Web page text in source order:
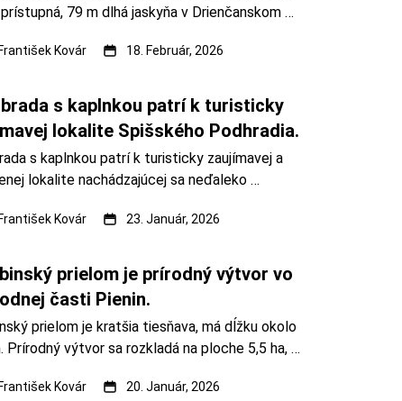
79 m dlhá jaskyňa v Drienčanskom
neďaleko obce Drienčany. V rokoch 1861 -
Drienčanoch prežil svoje najplodnejšie
Spom
František Kovár 18. Február, 2026
s kaplnkou patrí k turisticky
lokalite Spišského Podhradia.
s kaplnkou patrí k turisticky zaujímavej a
lokalite nachádzajúcej sa neďaleko
Podhradia. Jedná sa o travertínovú kopu,
výšku od úpätia až po vrchol zhruba 25
Kovár 23. Január, 2026
prielom je prírodný výtvor vo
časti Pienin.
prielom je kratšia tiesňava, má dĺžku okolo
Prírodný výtvor sa rozkladá na ploche 5,5 ha,
časti Pienin, severne od obce Jarabina.
Lipník sa zarezáva do skál. Fotoarchív:
František Kovár 20. Január, 2026